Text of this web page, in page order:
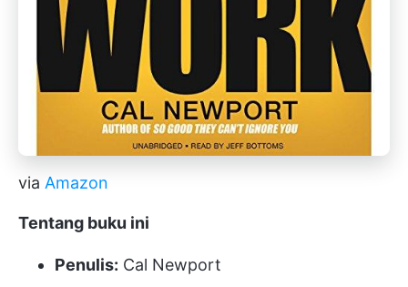
via Amazon
Tentang buku ini
Penulis: Cal Newport